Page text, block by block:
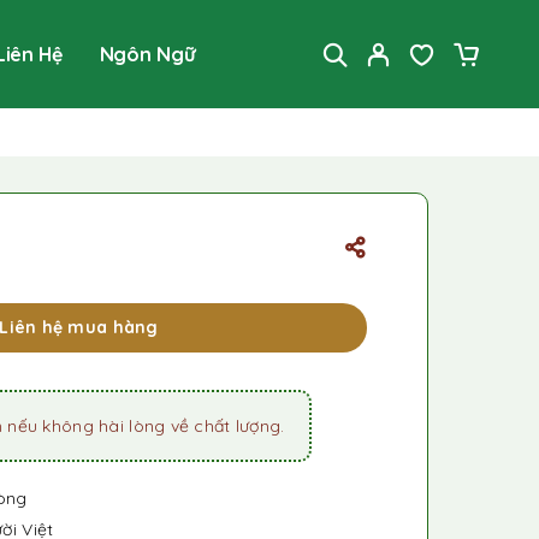
Hệ Ngôn Ngữ
Liên hệ mua hàng
không hài lòng về chất lượng.
Việt